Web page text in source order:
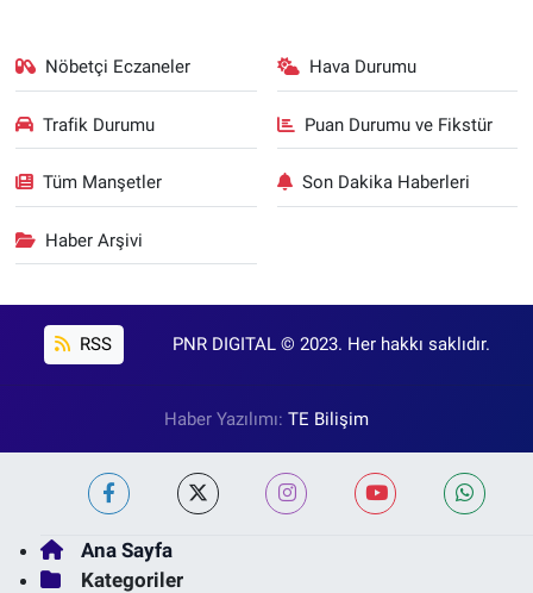
Nöbetçi Eczaneler Hava Durumu
Trafik Durumu Puan Durumu ve Fikstür
Tüm Manşetler Son Dakika Haberleri
Haber Arşivi
RSS PNR DIGITAL © 2023. Her hakkı saklıdır.
Haber Yazılımı: TE Bilişim
Ana Sayfa
Kategoriler